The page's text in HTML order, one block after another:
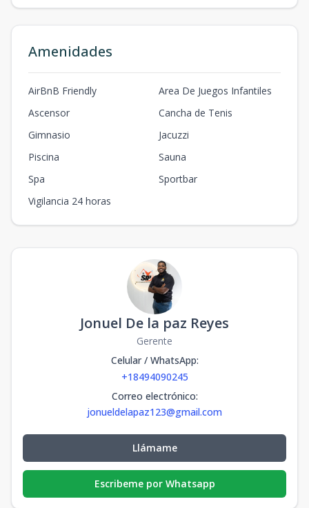
Amenidades
AirBnB Friendly
Area De Juegos Infantiles
Ascensor
Cancha de Tenis
Gimnasio
Jacuzzi
Piscina
Sauna
Spa
Sportbar
Vigilancia 24 horas
Jonuel De la paz Reyes
Gerente
Celular / WhatsApp:
+18494090245
Correo electrónico:
jonueldelapaz123@gmail.com
Llámame
Escribeme por Whatsapp